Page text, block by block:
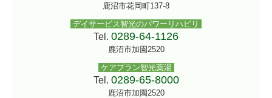
鹿沼市花岡町137-8
デイサービス智光のパワーリハビリ
Tel. 0289-64-1126
鹿沼市加園2520
ケアプラン智光薬湯
Tel. 0289-65-8000
鹿沼市加園2520